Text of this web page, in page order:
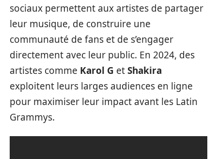
sociaux permettent aux artistes de partager
leur musique, de construire une
communauté de fans et de s’engager
directement avec leur public. En 2024, des
artistes comme Karol G etShakira
exploitent leurs larges audiences en ligne
pour maximiser leur impact avant les Latin
Grammys.